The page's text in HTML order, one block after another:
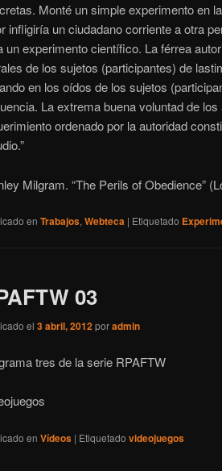
Monté un simple experimento en
infligiría un ciudadano corriente a otra
un experimento científico. La férrea
de los sujetos (participantes) de
en los oídos de los sujetos
La extrema buena voluntad de
ordenado por la autoridad
Milgram. “The Perils of Obedience”
en Trabajos, Webteca | Etiquetado
03
el 3 abril, 2012poradmin
tres de la serie RPAFTW
en Vídeos | Etiquetado videojuegos